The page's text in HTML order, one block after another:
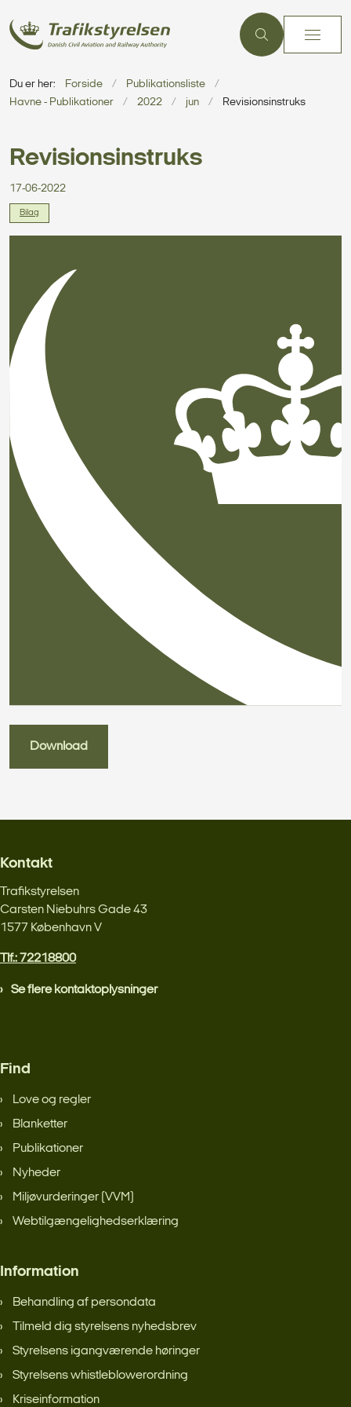
Du er her: Forside
Publikationsliste
Havne - Publikationer
2022 jun Revisionsinstruks
Revisionsinstruks
17-06-2022
Bilag
Download
Kontakt
Trafikstyrelsen
Carsten Niebuhrs Gade 43
1577 København V
Tlf.: 72218800
Se flere kontaktoplysninger
Find
Love og regler
Blanketter
Publikationer
Nyheder
Miljøvurderinger (VVM)
Webtilgængelighedserklæring
Information
Behandling af persondata
Tilmeld dig styrelsens nyhedsbrev
Styrelsens igangværende høringer
Styrelsens whistleblowerordning
Kriseinformation